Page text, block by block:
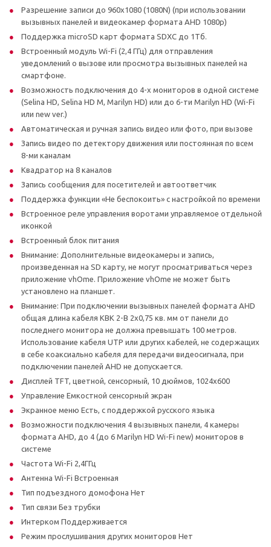
Разрешение записи до 960х1080 (1080N) (при использовании
вызывных панелей и видеокамер формата AHD 1080p)
Поддержка microSD карт формата SDXC до 1Tб.
Встроенный модуль Wi-Fi (2,4 ГГц) для отправления
уведомлений о вызове или просмотра вызывных панелей на
смартфоне.
Возможность подключения до 4-х мониторов в одной системе
(Selina HD, Selina HD M, Marilyn HD) или до 6-ти Marilyn HD (Wi-Fi
или new ver.)
Автоматическая и ручная запись видео или фото, при вызове
Запись видео по детектору движения или постоянная по всем
8-ми каналам
Квадратор на 8 каналов
Запись сообщения для посетителей и автоответчик
Поддержка функции «Не беспокоить» с настройкой по времени
Встроенное реле управления воротами управляемое отдельной
иконкой
Встроенный блок питания
Внимание: Дополнительные видеокамеры и запись,
произведенная на SD карту, не могут просматриваться через
приложение vhOme. Приложение vhOme не может быть
установлено на планшет.
Внимание: При подключении вызывных панелей формата AHD
общая длина кабеля КВК 2-В 2х0,75 кв. мм от панели до
последнего монитора не должна превышать 100 метров.
Использование кабеля UTP или других кабелей, не содержащих
в себе коаксиально кабеля для передачи видеосигнала, при
подключении панелей AHD не допускается.
Дисплей TFT, цветной, сенсорный, 10 дюймов, 1024х600
Управление Емкостной сенсорный экран
Экранное меню Есть, с поддержкой русского языка
Возможности подключения 4 вызывных панели, 4 камеры
формата AHD, до 4 (до 6 Marilyn HD Wi-Fi new) мониторов в
системе
Частота Wi-Fi 2,4ГГц
Антенна Wi-Fi Встроенная
Тип подъездного домофона Нет
Тип связи Без трубки
Интерком Поддерживается
Режим прослушивания других мониторов Нет